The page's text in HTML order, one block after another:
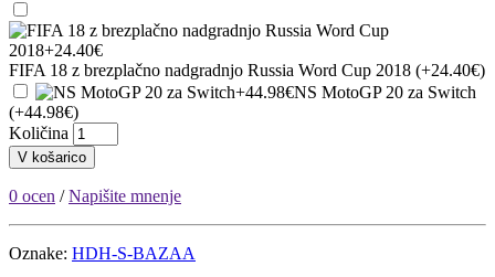
FIFA 18 z brezplačno nadgradnjo Russia Word Cup 2018 (+24.40€)
NS MotoGP 20 za Switch
(+44.98€)
Količina
V košarico
0 ocen /Napišite mnenje
Oznake: HDH-S-BAZAA